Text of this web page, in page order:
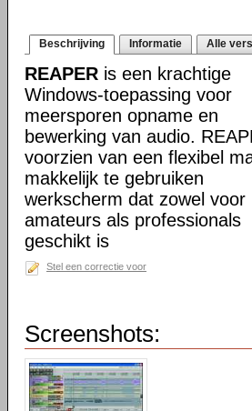
Beschrijving Informatie Alle
REAPER is een krachtige
Windows-toepassing voor
meersporen opname en
bewerking van audio.
voorzien van een flexibel
makkelijk te gebruiken
werkscherm dat zowel voor
amateurs als professionals
geschikt is
Stel een correctie voor
Screenshots: